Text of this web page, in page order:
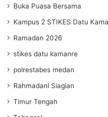
Buka Puasa Bersama
Kampus 2 STIKES Datu
Ramadan 2026
stikes datu kamanre
polrestabes medan
Rahmadani Siagian
Timur Tengah